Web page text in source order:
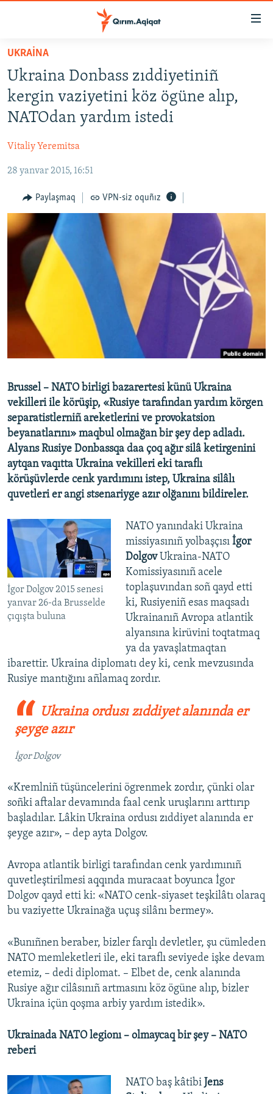
Esas
qaytmaq
Baş
navigatsiyağa
qaytmaq
Qıdıruvğa
qaytmaq
HABERLER
İQTİSADİYAT
MEDENİYET
İNSAN AQLARI
VİDEO
SÜRET
BLOGLAR
Русский
Українською
QOŞULIÑIZ!
RFE/RS bütün saytları
UKRAİNA
Ukraina Donbass zıddiyetiniñ
kergin vaziyetini köz ögüne alıp,
NATOdan yardım istedi
Vitaliy Yeremitsa
28 yanvar 2015, 16:51
Paylaşmaq VPN-siz oquñız
Brussel – NATO birligi bazarertesi künü Ukraina
vekilleri ile körüşip, «Rusiye tarafından yardım körgen
separatistlerniñ areketlerini ve provokatsion
beyanatlarını» maqbul olmağan bir şey dep adladı.
Alyans Rusiye Donbassqa daa çoq ağır silâ ketirgenini
aytqan vaqıtta Ukraina vekilleri eki taraflı
körüşüvlerde cenk yardımını istep, Ukraina silâlı
quvetleri er angi stsenariyge azır olğanını bildireler.
İgor Dolgov 2015 senesi
yanvar 26-da Brusselde
çıqışta buluna
NATO yanındaki Ukraina
missiyasınıñ yolbaşçısıİgor
Dolgov Ukraina-NATO
Komissiyasınıñ acele
toplaşuvından soñ qayd etti
ki, Rusiyeniñ esas maqsadı
Ukrainanıñ Avropa atlantik
alyansına kirüvini toqtatmaq
ya da yavaşlatmaqtan
ibarettir. Ukraina diplomatı dey ki, cenk mevzusında
Rusiye mantığını añlamaq zordır.
Ukraina ordusı zıddiyet alanında er
şeyge azır
İgor Dolgov
«Kremlniñ tüşüncelerini ögrenmek zordır, çünki olar
soñki aftalar devamında faal cenk uruşlarını arttırıp
başladılar. Lâkin Ukraina ordusı zıddiyet alanında er
şeyge azır», – dep ayta Dolgov.
Avropa atlantik birligi tarafından cenk yardımınıñ
quvetleştirilmesi aqqında muracaat boyunca İgor
Dolgov qayd etti ki: «NATO cenk-siyaset teşkilâtı olaraq
bu vaziyette Ukrainağa uçuş silânı bermey».
«Bunıñnen beraber, bizler farqlı devletler, şu cümleden
NATO memleketleri ile, eki taraflı seviyede işke devam
etemiz, – dedi diplomat. – Elbet de, cenk alanında
Rusiye ağır cilâsınıñ artmasını köz ögüne alıp, bizler
Ukraina içün qoşma arbiy yardım istedik».
Ukrainada NATO legionı – olmaycaq bir şey – NATO
reberi
NATO baş kâtibi Jens